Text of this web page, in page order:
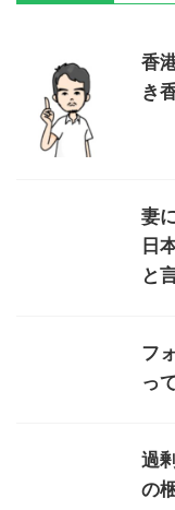
香
き
妻
日
と
フ
っ
過
の